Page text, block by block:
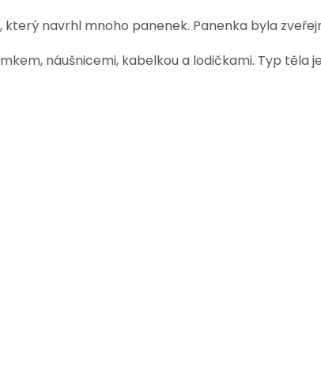
navrhl mnoho panenek. Panenka byla
náušnicemi, kabelkou a lodičkami. Typ těla